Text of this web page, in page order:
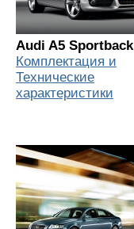
Audi A5 Sportback
Комплектация и
Технические
характеристики